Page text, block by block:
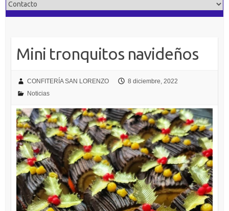
Mini tronquitos navideños
CONFITERÍA SAN LORENZO
8 diciembre, 2022
Noticias